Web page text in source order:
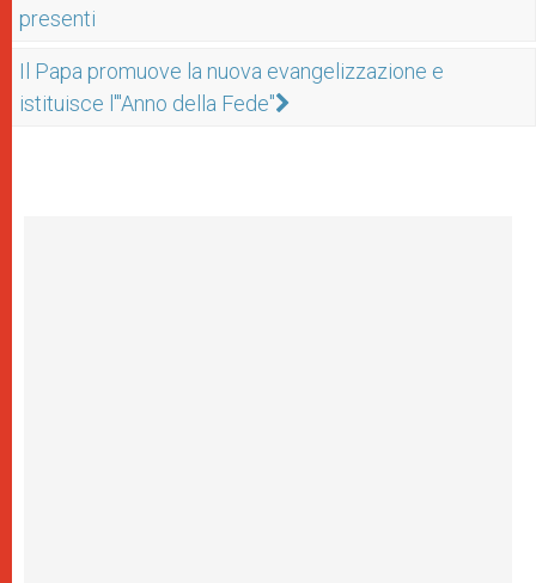
presenti
Il Papa promuove la nuova evangelizzazione e
istituisce l'"Anno della Fede"